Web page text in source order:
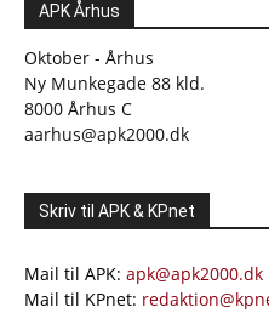
APK Århus
Oktober - Århus
Ny Munkegade 88 kld.
8000 Århus C
aarhus@apk2000.dk
Skriv til APK & KPnet
Mail til APK: apk@apk2000.dk
Mail til KPnet: